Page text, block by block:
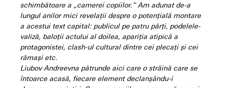
schimbătoare a „camerei copiilor.” Am adunat de-a
lungul anilor mici revelații despre o potențială montare
a acestui text capital: publicul pe patru părți, podelele-
valiză, baloții actului al doilea, apariția atipică a
protagonistei, clash-ul cultural dintre cei plecați și cei
rămași etc.
Liubov Andreevna pătrunde aici care o străină care se
întoarce acasă, fiecare element declanșându-i